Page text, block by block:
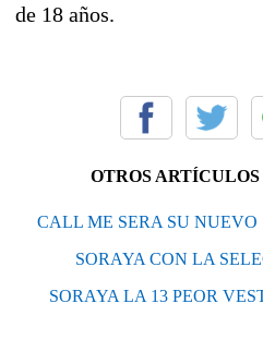
de 18 años.
OTROS
CALL ME SERA SU
SORAYA CON LA
SORAYA LA 13 PEOR